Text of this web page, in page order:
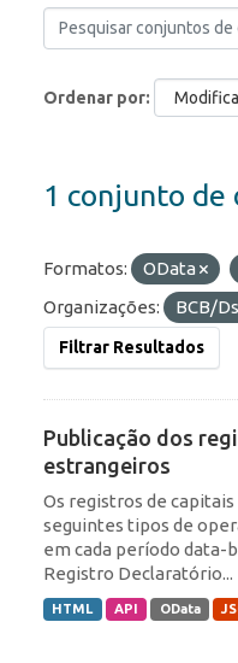
Ordenar por
1 conjunto de
Formatos: OData
Organizações:
BCB/
Filtrar Resultados
Publicação dos
estrangeiros
Os registros de
seguintes tipos de
em cada período data-
Registro Declaratório...
HTML API OData